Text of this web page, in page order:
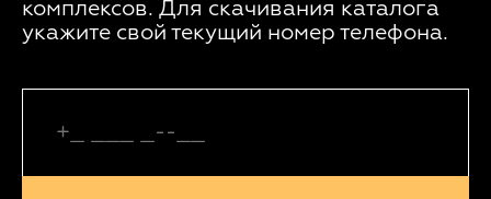
комплексов. Для скачивания каталога
укажите свой текущий номер телефона.